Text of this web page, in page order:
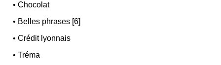
•Chocolat
• Belles phrases [6]
•Crédit lyonnais
•Tréma